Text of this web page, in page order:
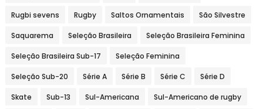
Rugbi sevens Rugby Saltos Ornamentais São Silvestre
Saquarema Seleção Brasileira Seleção Brasileira Feminina
Seleção Brasileira Sub-17 Seleção Feminina
Seleção Sub-20 Série A Série B Série C Série D
Skate Sub-13 Sul-Americana Sul-Americano de rugby